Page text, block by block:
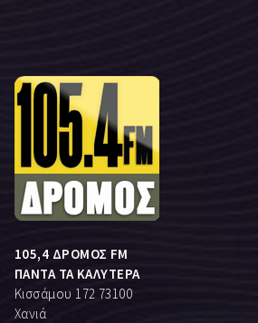
105,4 ΔΡΟΜΟΣ FM
ΠΑΝΤΑ ΤΑ ΚΑΛΥΤΕΡΑ
Κισσάμου 172 73100
Χανιά